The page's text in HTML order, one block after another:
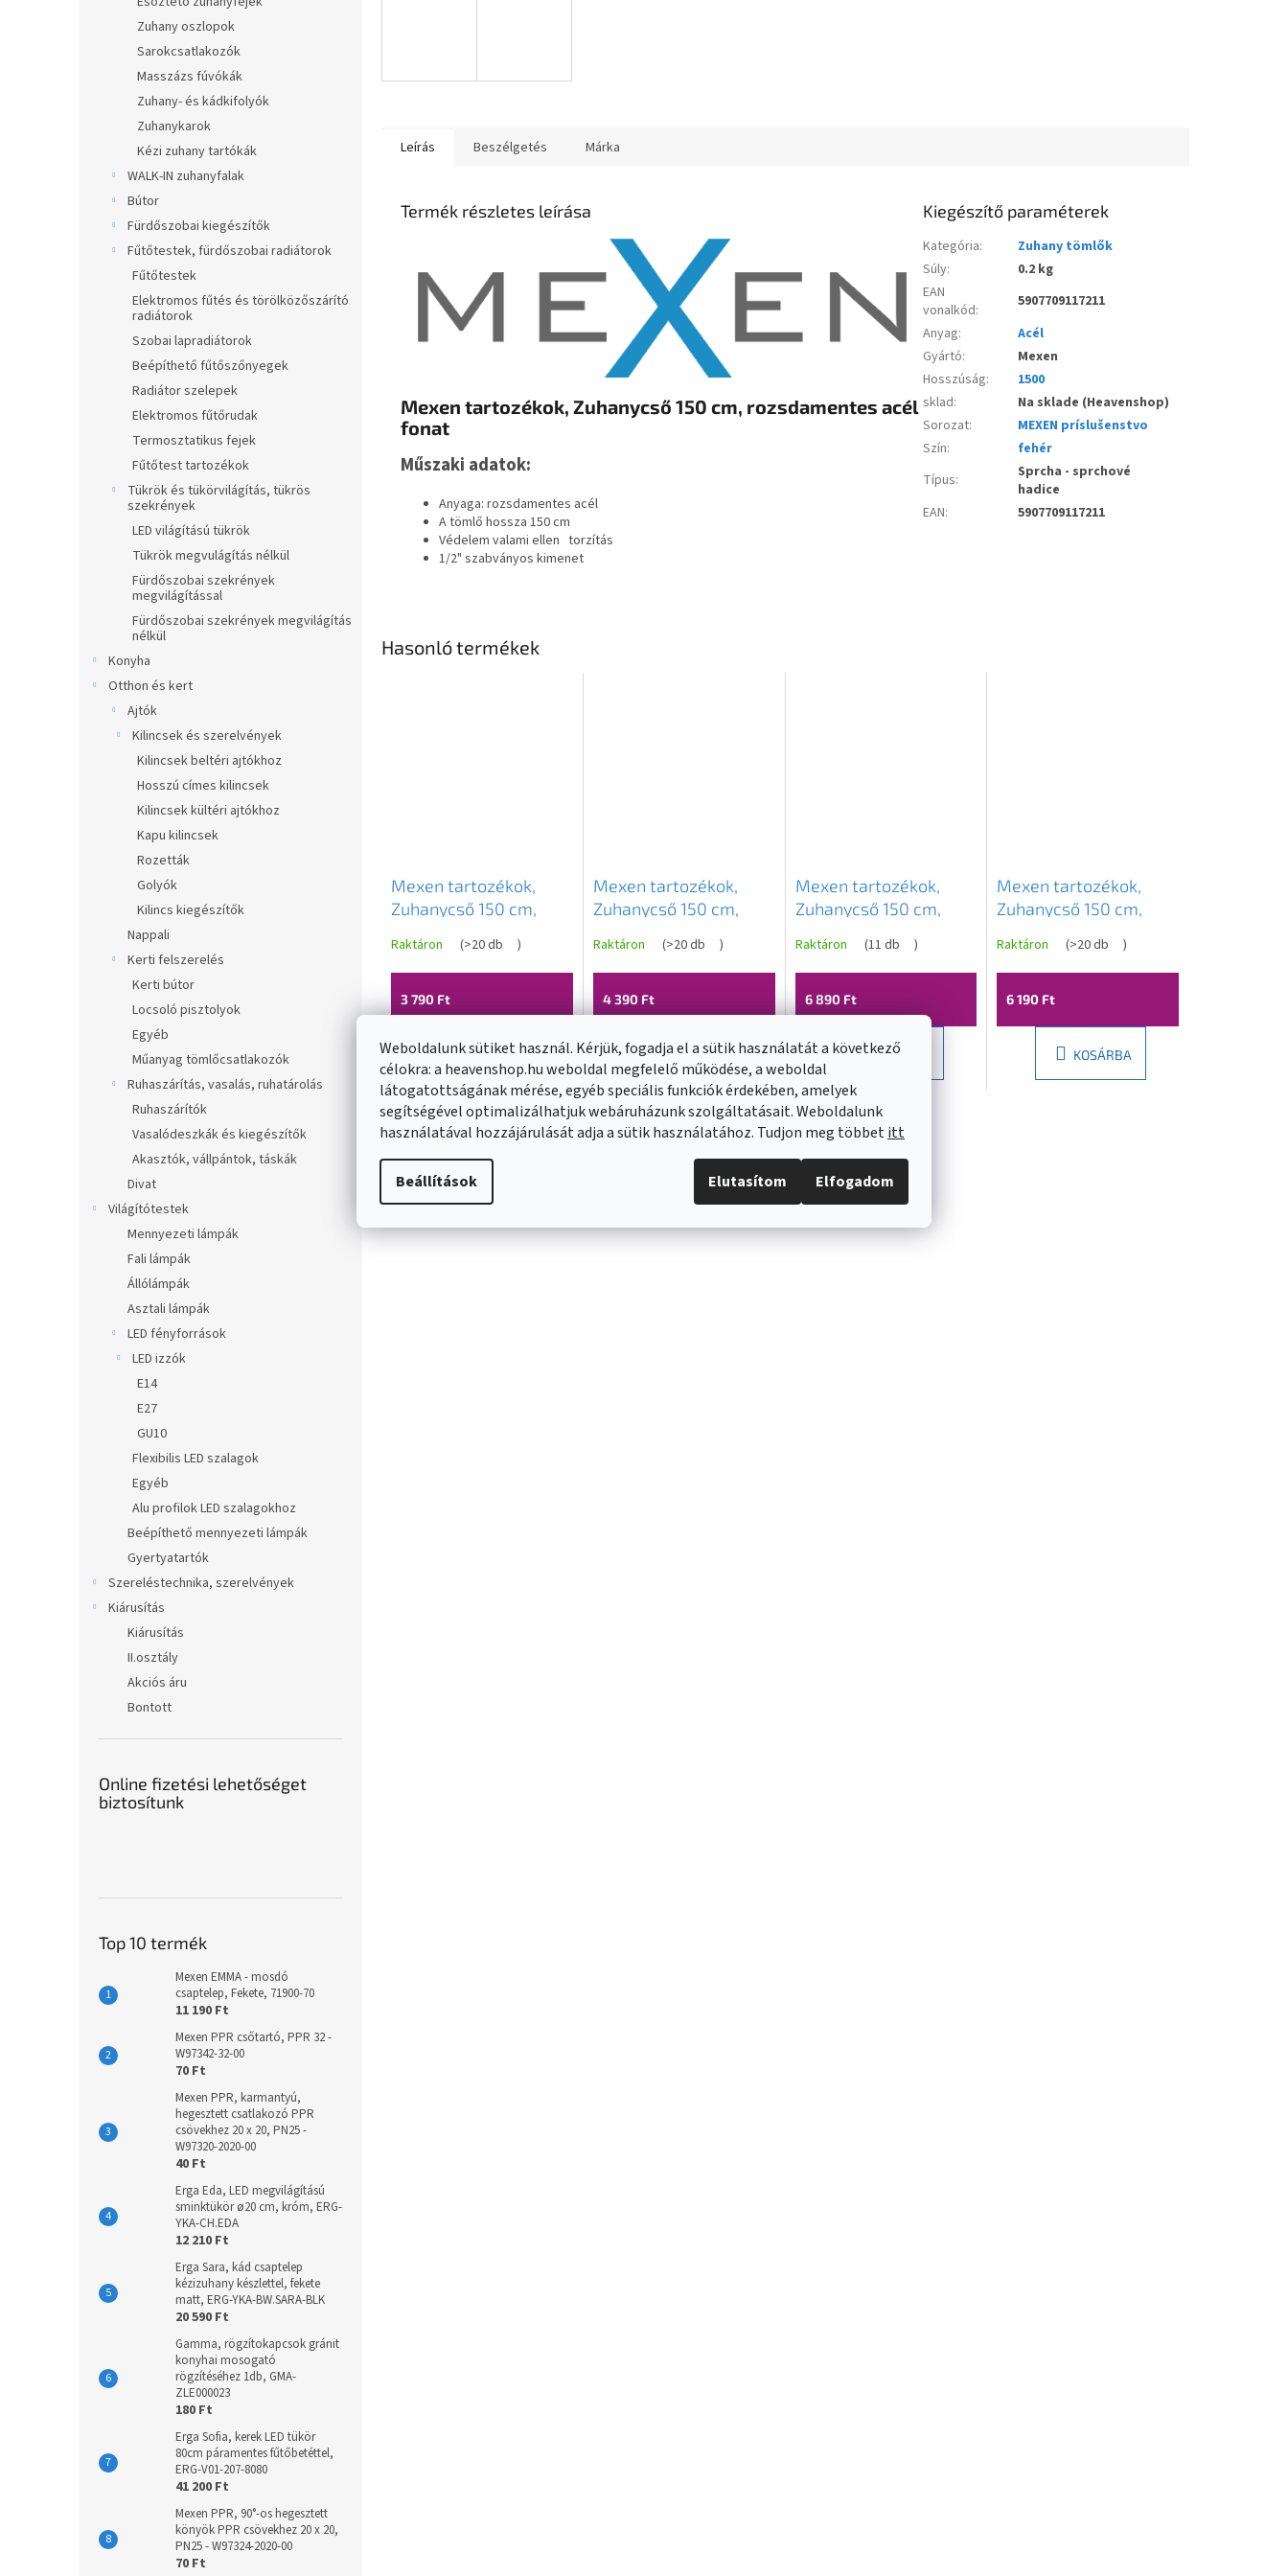
Weboldalunk sütiket használ. Kérjük, fogadja el a sütik használatát a következő
célokra: a heavenshop.hu weboldal megfelelő működése, a weboldal
látogatottságának mérése, egyéb speciális funkciók érdekében, amelyek
segítségével optimalizálhatjuk webáruházunk szolgáltatásait. Weboldalunk
használatával hozzájárulását adja a sütik használatához. Tudjon meg többetitt
Beállítások Elutasítom Elfogadom
Zuhany oszlopok
Sarokcsatlakozók
Masszázs fúvókák
Zuhany- és kádkifolyók
Zuhanykarok
Kézi zuhany tartókák
WALK-IN zuhanyfalak
Bútor
Fürdőszobai kiegészítők
Fűtőtestek, fürdőszobai radiátorok
Fűtőtestek
Elektromos fűtés és törölközőszárító
radiátorok
Szobai lapradiátorok
Beépíthető fűtőszőnyegek
Radiátor szelepek
Elektromos fűtőrudak
Termosztatikus fejek
Fűtőtest tartozékok
Tükrök és tükörvilágítás, tükrös
szekrények
LED világítású tükrök
Tükrök megvulágítás nélkül
Fürdőszobai szekrények
megvilágítással
Fürdőszobai szekrények megvilágítás
nélkül
Konyha
Otthon és kert
Ajtók
Kilincsek és szerelvények
Kilincsek beltéri ajtókhoz
Hosszú címes kilincsek
Kilincsek kültéri ajtókhoz
Kapu kilincsek
Rozetták
Golyók
Kilincs kiegészítők
Nappali
Kerti felszerelés
Kerti bútor
Locsoló pisztolyok
Egyéb
Műanyag tömlőcsatlakozók
Ruhaszárítás, vasalás, ruhatárolás
Ruhaszárítók
Vasalódeszkák és kiegészítők
Akasztók, vállpántok, táskák
Divat
Világítótestek
Mennyezeti lámpák
Fali lámpák
Állólámpák
Asztali lámpák
LED fényforrások
LED izzók
E14
E27
GU10
Flexibilis LED szalagok
Egyéb
Alu profilok LED szalagokhoz
Beépíthető mennyezeti lámpák
Gyertyatartók
Szereléstechnika, szerelvények
Kiárusítás
Kiárusítás
II.osztály
Akciós áru
Bontott
Online fizetési lehetőséget
biztosítunk
Top 10 termék
Mexen EMMA - mosdó
csaptelep, Fekete, 71900-70
11 190 Ft
Mexen PPR csőtartó, PPR 32 -
W97342-32-00
70 Ft
Mexen PPR, karmantyú,
hegesztett csatlakozó PPR
csövekhez 20 x 20, PN25 -
W97320-2020-00
40 Ft
Erga Eda, LED megvilágítású
sminktükör ø20 cm, króm, ERG-
YKA-CH.EDA
12 210 Ft
Erga Sara, kád csaptelep
kézizuhany készlettel, fekete
matt, ERG-YKA-BW.SARA-BLK
20 590 Ft
Gamma, rögzítokapcsok gránit
konyhai mosogató
rögzítéséhez 1db, GMA-
ZLE000023
180 Ft
Erga Sofia, kerek LED tükör
80cm páramentes fűtőbetéttel,
ERG-V01-207-8080
41 200 Ft
Mexen PPR, 90°-os hegesztett
könyök PPR csövekhez 20 x 20,
PN25 - W97324-2020-00
70 Ft
Leírás Beszélgetés Márka
Termék részletes leírása
Mexen tartozékok, Zuhanycső 150 cm, rozsdamentes acél
fonat
Műszaki adatok:
Anyaga: rozsdamentes acél
A tömlő hossza 150 cm
Védelem valami ellen torzítás
1/2" szabványos kimenet
Kiegészítő paraméterek
Kategória:
Zuhany tömlők
Súly:
0.2 kg
EAN
vonalkód:
5907709117211
Anyag:
Acél
Gyártó:
Mexen
Hosszúság:
1500
sklad:
Na sklade (Heavenshop)
Sorozat:
MEXEN príslušenstvo
Szín:
fehér
Típus:
Sprcha - sprchové
hadice
EAN: 5907709117211
Hasonló termékek
Mexen tartozékok,
Zuhanycső 150 cm,
fonat, króm, 79460-00
Raktáron (>20 db )
3 790 Ft
KOSÁRBA
Mexen tartozékok,
Zuhanycső 150 cm,
fonat, fekete, 79460-
70
Raktáron (>20 db )
4 390 Ft
KOSÁRBA
Mexen tartozékok,
Zuhanycső 150 cm,
fonat, grafit, 79460-66
Raktáron (11 db )
6 890 Ft
KOSÁRBA
Mexen tartozékok,
Zuhanycső 150 cm,
rose gold, 79460-60
Raktáron (>20 db )
6 190 Ft
KOSÁRBA